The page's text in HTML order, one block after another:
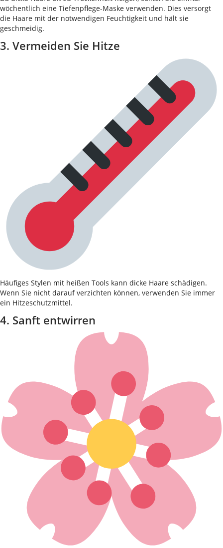
wöchentlich eine Tiefenpflege-Maske verwenden. Dies versorgt
die Haare mit der notwendigen Feuchtigkeit und hält sie
geschmeidig.
3. Vermeiden Sie Hitze
Häufiges Stylen mit heißen Tools kann dicke Haare schädigen.
Wenn Sie nicht darauf verzichten können, verwenden Sie immer
ein Hitzeschutzmittel.
4. Sanft entwirren